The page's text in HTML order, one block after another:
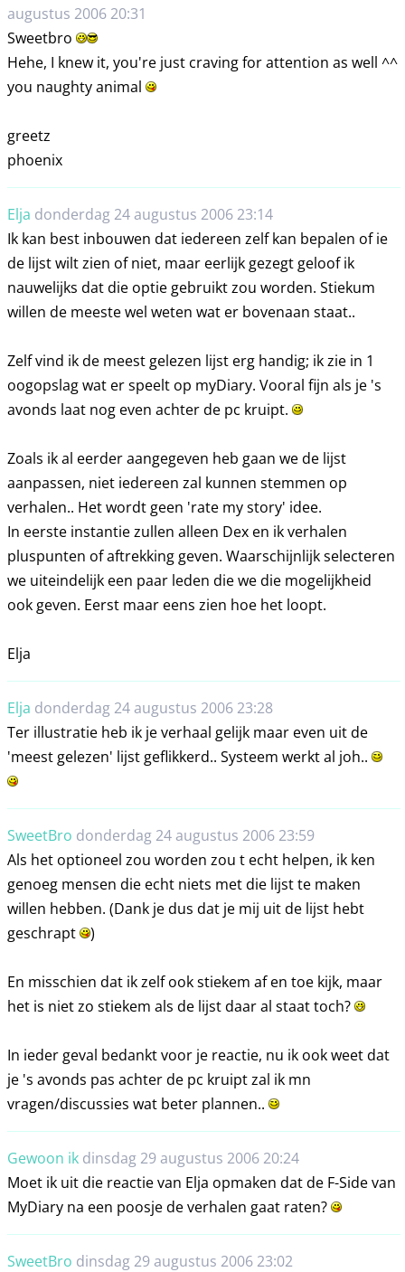
augustus 2006 20:31
Sweetbro
Hehe, I knew it, you're just craving for attention as well ^^
you naughty animal
greetz
phoenix
Elja donderdag 24 augustus 2006 23:14
Ik kan best inbouwen dat iedereen zelf kan bepalen of ie
de lijst wilt zien of niet, maar eerlijk gezegt geloof ik
nauwelijks dat die optie gebruikt zou worden. Stiekum
willen de meeste wel weten wat er bovenaan staat..
Zelf vind ik de meest gelezen lijst erg handig; ik zie in 1
oogopslag wat er speelt op myDiary. Vooral fijn als je 's
avonds laat nog even achter de pc kruipt.
Zoals ik al eerder aangegeven heb gaan we de lijst
aanpassen, niet iedereen zal kunnen stemmen op
verhalen.. Het wordt geen 'rate my story' idee.
In eerste instantie zullen alleen Dex en ik verhalen
pluspunten of aftrekking geven. Waarschijnlijk selecteren
we uiteindelijk een paar leden die we die mogelijkheid
ook geven. Eerst maar eens zien hoe het loopt.
Elja
Elja donderdag 24 augustus 2006 23:28
Ter illustratie heb ik je verhaal gelijk maar even uit de
'meest gelezen' lijst geflikkerd.. Systeem werkt al joh..
SweetBro donderdag 24 augustus 2006 23:59
Als het optioneel zou worden zou t echt helpen, ik ken
genoeg mensen die echt niets met die lijst te maken
willen hebben. (Dank je dus dat je mij uit de lijst hebt
geschrapt
)
En misschien dat ik zelf ook stiekem af en toe kijk, maar
het is niet zo stiekem als de lijst daar al staat toch?
In ieder geval bedankt voor je reactie, nu ik ook weet dat
je 's avonds pas achter de pc kruipt zal ik mn
vragen/discussies wat beter plannen..
Gewoon ik dinsdag 29 augustus 2006 20:24
Moet ik uit die reactie van Elja opmaken dat de F-Side van
MyDiary na een poosje de verhalen gaat raten?
SweetBro dinsdag 29 augustus 2006 23:02